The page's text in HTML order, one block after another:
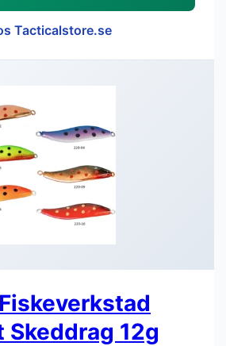
Tacticalstore.se
12g